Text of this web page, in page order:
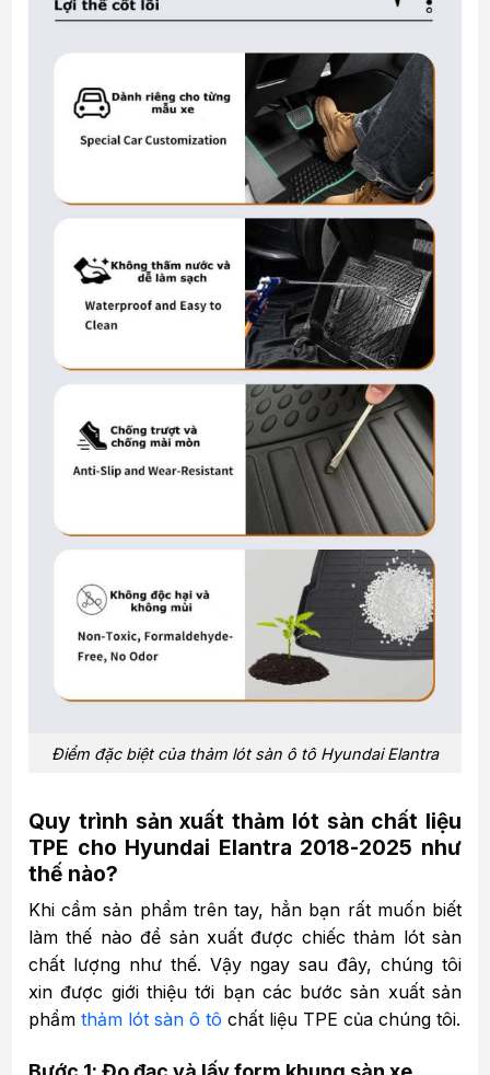
Điểm đặc biệt của thảm lót sàn ô tô Hyundai Elantra
Quy trình sản xuất thảm lót sàn chất liệu
TPE cho Hyundai Elantra 2018-2025 như
thế nào?
Khi cầm sản phẩm trên tay, hẳn bạn rất muốn biết
làm thế nào để sản xuất được chiếc thảm lót sàn
chất lượng như thế. Vậy ngay sau đây, chúng tôi
xin được giới thiệu tới bạn các bước sản xuất sản
phẩm thảm lót sàn ô tô chất liệu TPE của chúng tôi.